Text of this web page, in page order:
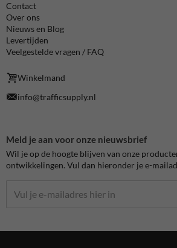
Contact
Over ons
Nieuws en Blog
Levertijden
Veelgestelde vragen / FAQ
Winkelmand
info@trafficsupply.nl
Meld je aan voor onze nieuwsbrief
Wil je op de hoogte blijven van onze
ontwikkelingen. Vul dan hieronder je e-